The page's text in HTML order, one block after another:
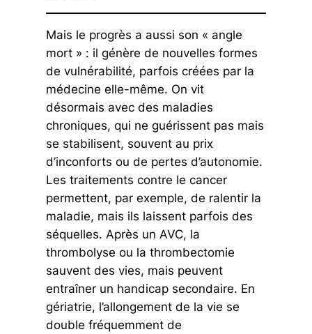
Mais le progrès a aussi son « angle
mort » : il génère de nouvelles formes
de vulnérabilité, parfois créées par la
médecine elle-même. On vit
désormais avec des maladies
chroniques, qui ne guérissent pas mais
se stabilisent, souvent au prix
d’inconforts ou de pertes d’autonomie.
Les traitements contre le cancer
permettent, par exemple, de ralentir la
maladie, mais ils laissent parfois des
séquelles. Après un AVC, la
thrombolyse ou la thrombectomie
sauvent des vies, mais peuvent
entraîner un handicap secondaire. En
gériatrie, l’allongement de la vie se
double fréquemment de